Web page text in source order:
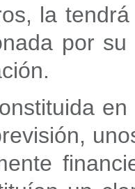
la
por